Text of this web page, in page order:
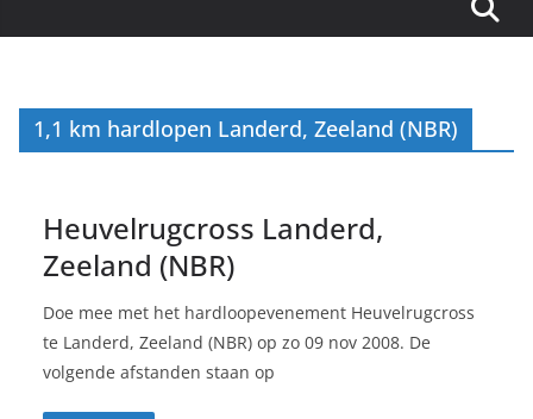
1,1 km hardlopen Landerd, Zeeland (NBR)
Heuvelrugcross Landerd,
Zeeland (NBR)
Doe mee met het hardloopevenement Heuvelrugcross
te Landerd, Zeeland (NBR) op zo 09 nov 2008. De
volgende afstanden staan op